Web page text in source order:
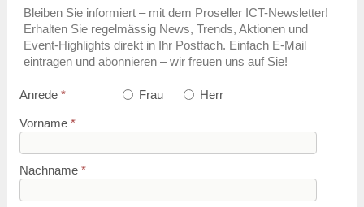
Bleiben Sie informiert – mit dem Proseller ICT-Newsletter!
Erhalten Sie regelmässig News, Trends, Aktionen und
Event-Highlights direkt in Ihr Postfach. Einfach E-Mail
eintragen und abonnieren – wir freuen uns auf Sie!
Anrede * Frau Herr
Vorname *
Nachname *